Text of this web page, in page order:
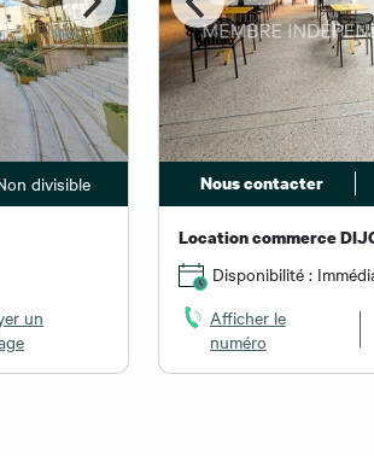
divisible
un
Nous contacter
Location commerce
Disponibilité :
Afficher le
numéro